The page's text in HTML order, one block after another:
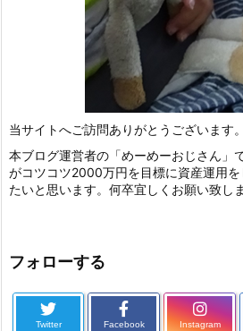
当サイトへご訪問ありがとうございます。
本ブログ運営者の「めーめーおじさん」
がコツコツ2000万円を目標に資産運用
たいと思います。何卒宜しくお願い致しま
フォローする
Twitter Facebook Instagram